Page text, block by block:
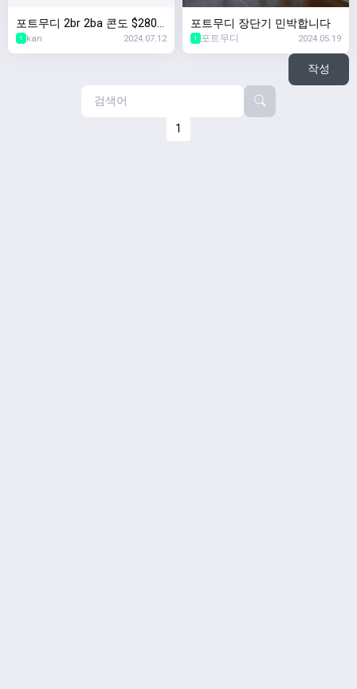
포트무디 2br 2ba 콘도 $2800
(10분거리)
1 kan 2024.07.12
포트무디 장단기 민박합니다
1 포트무디 2024.05.19
작성
1